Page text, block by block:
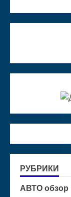
РУБРИКИ
АВТО обзор